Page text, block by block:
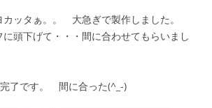
カッタぁ。。 大急ぎで製作しました。
に頭下げて・・・間に合わせてもらいまし
了です。 間に合った(^_-)